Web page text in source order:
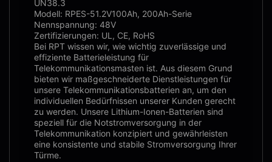
UN38.3
Modell: RPES-51.2V100Ah, 200Ah-Serie
Nennspannung: 48V
Zertifizierungen: UL, CE, RoHS
Bei RPT wissen wir, wie wichtig zuverlässige und
effiziente Batterieleistung für
Telekommunikationsmasten ist. Aus diesem Grund
bieten wir maßgeschneiderte Dienstleistungen für
unsere Telekommunikationsbatterien an, um den
individuellen Bedürfnissen unserer Kunden gerecht
zu werden. Unsere Lithium-Ionen-Batterien sind
speziell für die Notstromversorgung in der
Telekommunikation konzipiert und gewährleisten
eine konsistente und stabile Stromversorgung Ihrer
Türme.